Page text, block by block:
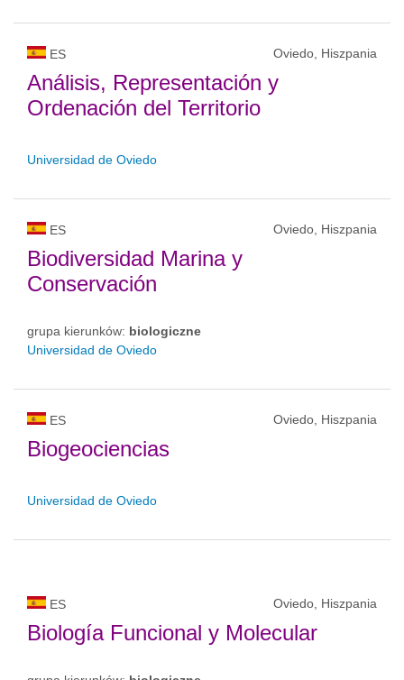
ES Oviedo, Hiszpania
Análisis, Representación y
Ordenación del Territorio
Universidad de Oviedo
ES Oviedo, Hiszpania
Biodiversidad Marina y
Conservación
grupa kierunków: biologiczne
Universidad de Oviedo
ES Oviedo, Hiszpania
Biogeociencias
Universidad de Oviedo
ES Oviedo, Hiszpania
Biología Funcional y Molecular